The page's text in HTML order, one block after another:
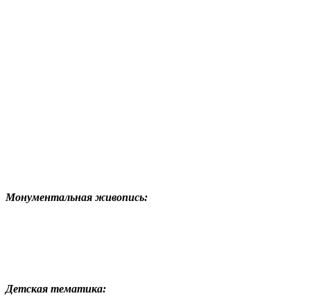
Монументальная живопись:
Детская тематика: